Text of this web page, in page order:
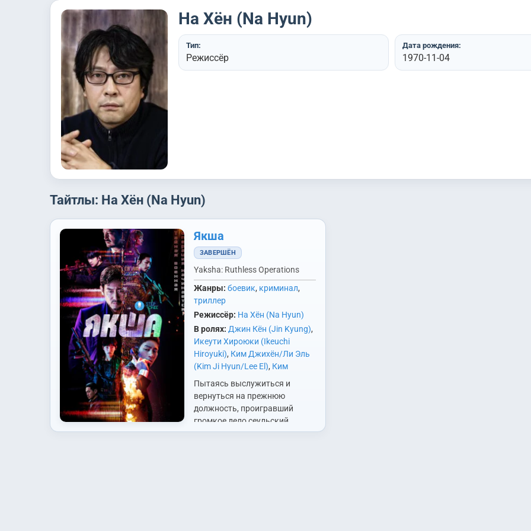
На Хён (Na Hyun)
Тип:
Режиссёр
Дата рождения:
1970-11-04
Тайтлы: На Хён (Na Hyun)
Якша
ЗАВЕРШЁН
Yaksha: Ruthless Operations
Жанры: боевик, криминал,
триллер
Режиссёр: На Хён (Na Hyun)
В ролях: Джин Кён (Jin Kyung),
Икеути Хироюки (Ikeuchi
Hiroyuki), Ким Джихён/Ли Эль
(Kim Ji Hyun/Lee El), Ким
Ричард (Kim Richard)
(Lee Soo Kyung)
(Park Jin Young)
Пак Хесу (Park
Со Юнхо (So Yun Ho)
Пытаясь выслужиться и
вернуться на прежнюю
должность, проигравший
громкое дело сеульский
прокурор Хан Джи Хун